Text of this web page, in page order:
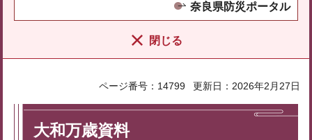
奈良県防災ポータル
閉じる
ページ番号：14799 更新日：2026年2月27日
大和万歳資料